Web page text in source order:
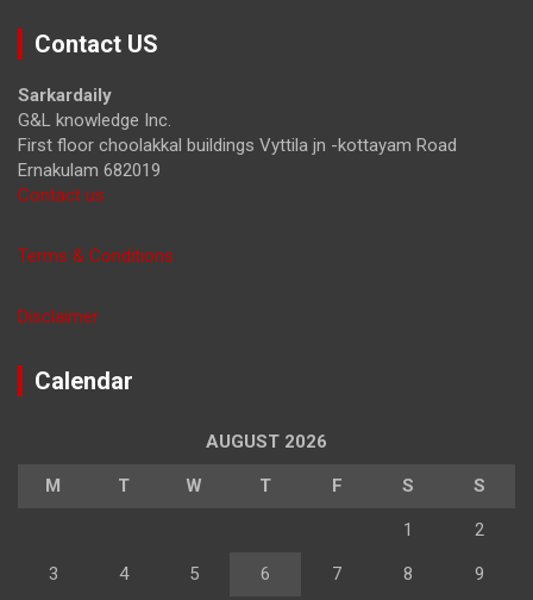
r
Contact US
Sarkardaily
G&L knowledge Inc.
First floor choolakkal buildings Vyttila jn -kottayam Road
Ernakulam 682019
Contact us
Terms & Conditions
Disclaimer
Calendar
AUGUST 2026
M T W T F S S
1 2
3 4 5 6 7 8 9